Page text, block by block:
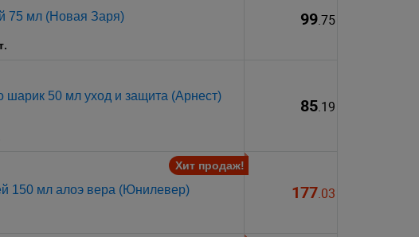
75 мл (Новая Заря) 99.75
шарик 50 мл уход и защита (Арнест)
85.19
150 мл алоэ вера (Юнилевер)
Хит продаж!
177.03